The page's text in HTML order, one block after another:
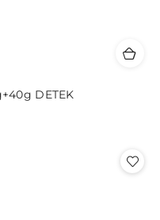
DETEK